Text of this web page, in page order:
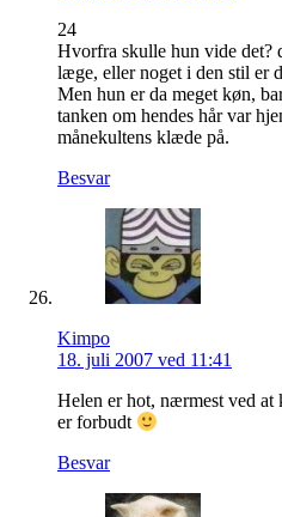
24
Hvorfra skulle hun vide det?
læge, eller noget i den stil er
Men hun er da meget køn,
tanken om hendes hår var
månekultens klæde på.
Besvar
Kimpo
18. juli 2007 ved 11:41
Helen er hot, nærmest ved at
er forbudt
Besvar